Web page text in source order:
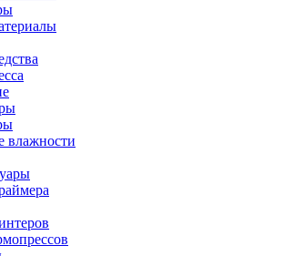
влажности